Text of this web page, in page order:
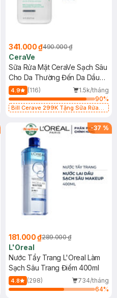
341.000 ₫490.000 ₫
CeraVe
Sữa Rửa Mặt CeraVe Sạch Sâu
Cho Da Thường Đến Da Dầu
473ml
4.9 (116)
1.5k/tháng
90%
Bill Cerave 299K Tặng Sữa Rửa
-37 %
181.000 ₫289.000 ₫
L'Oreal
Nước Tẩy Trang L'Oreal Làm
Sạch Sâu Trang Điểm 400ml
4.8 (298)
734/tháng
64%